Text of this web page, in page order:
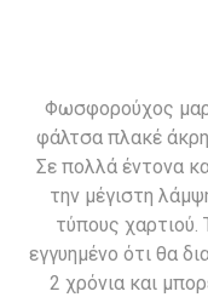
Φωσφορούχος
φάλτσα πλακέ
Σε πολλά έντονα
την μέγιστη
τύπους χαρτιού.
εγγυημένο ότι θα
2 χρόνια και